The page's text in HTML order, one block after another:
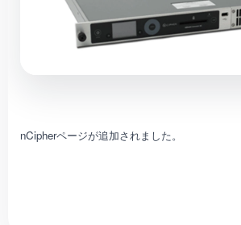
nCipherページが追加されました。